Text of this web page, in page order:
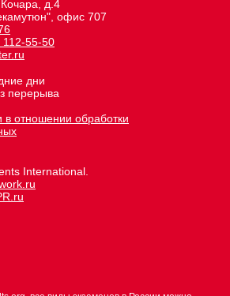
д.4
офис 707
112-55-50
дни
перерыва
в отношении обработки
International.